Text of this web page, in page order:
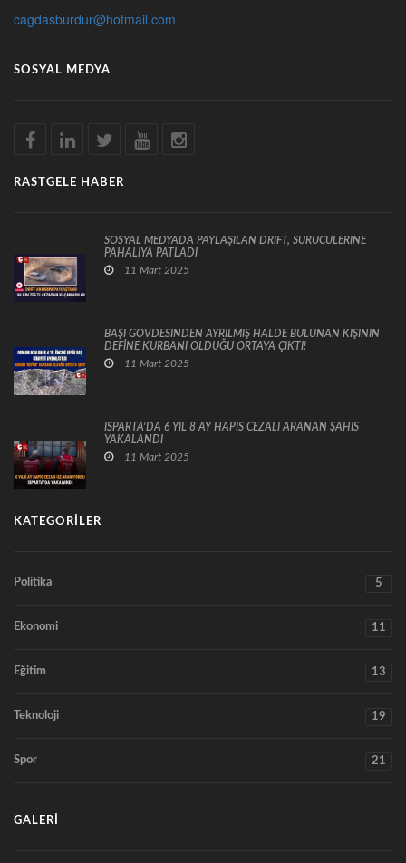
cagdasburdur@hotmail.com
SOSYAL MEDYA
RASTGELE HABER
SOSYAL MEDYADA PAYLAŞILAN DRİFT, SÜRÜCÜLERİNE
PAHALIYA PATLADI
11 Mart 2025
BAŞI GÖVDESİNDEN AYRILMIŞ HALDE BULUNAN KİŞİNİN
DEFİNE KURBANI OLDUĞU ORTAYA ÇIKTI!
11 Mart 2025
ISPARTA’DA 6 YIL 8 AY HAPİS CEZALI ARANAN ŞAHIS
YAKALANDI
11 Mart 2025
KATEGORILER
Politika 5
Ekonomi 11
Eğitim 13
Teknoloji 19
Spor 21
GALERI